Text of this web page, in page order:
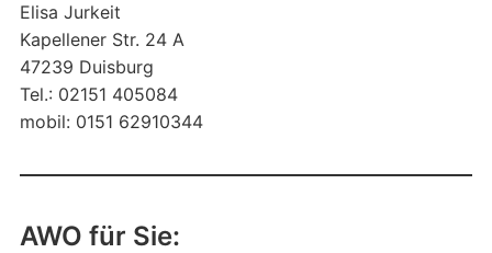
Elisa Jurkeit
Kapellener Str. 24 A
47239 Duisburg
Tel.: 02151 405084
mobil: 0151 62910344
AWO für Sie: